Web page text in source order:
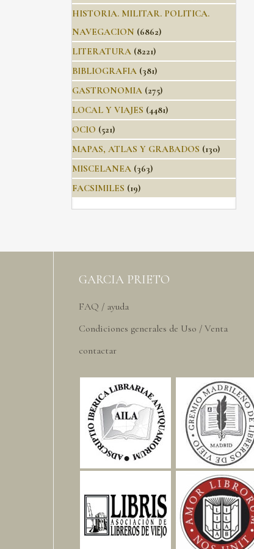
HISTORIA. MILITAR. POLITICA.
NAVEGACION (6862)
LITERATURA (8221)
BIBLIOGRAFIA (381)
GASTRONOMIA (275)
LOCAL Y VIAJES (4481)
OCIO (521)
MAPAS, ATLAS Y GRABADOS (130)
MISCELANEA (363)
FACSIMILES (19)
GARCIA PRIETO
FAQ / ayuda
Condiciones generales de Uso / Venta
contactar